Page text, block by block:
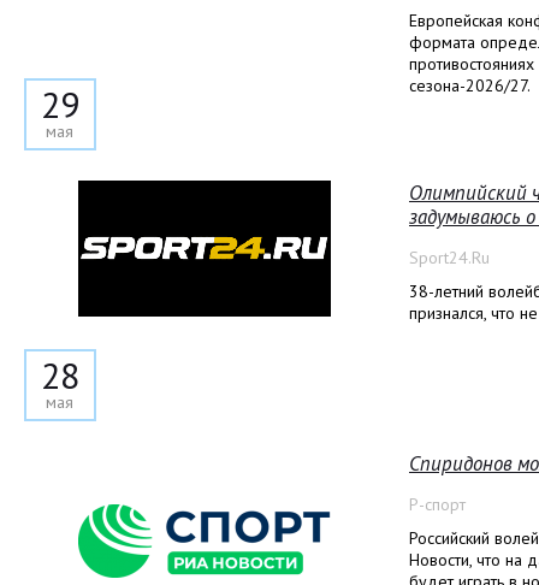
29
мая
Европейская
формата
сезона-2026/27.
28
мая
Олимпийский
задумываюсь
Sport24.Ru
38-летний
признался, что
Спиридонов
Р-спорт
Российский
Новости, что на